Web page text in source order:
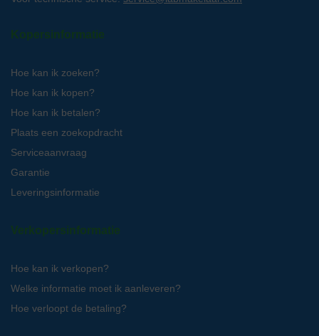
Kopersinformatie
Hoe kan ik zoeken?
Hoe kan ik kopen?
Hoe kan ik betalen?
Plaats een zoekopdracht
Serviceaanvraag
Garantie
Leveringsinformatie
Verkopersinformatie
Hoe kan ik verkopen?
Welke informatie moet ik aanleveren?
Hoe verloopt de betaling?